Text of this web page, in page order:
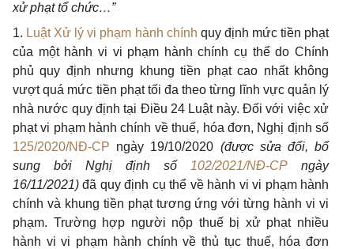
xử phạt tổ chức…”
1. Luật Xử lý vi phạm hành chính quy định mức tiền phạt
của một hành vi vi phạm hành chính cụ thể do Chính
phủ quy định nhưng khung tiền phạt cao nhất không
vượt quá mức tiền phạt tối đa theo từng lĩnh vực quản lý
nhà nước quy định tại Điều 24 Luật này. Đối với việc xử
phạt vi phạm hành chính về thuế, hóa đơn, Nghị định số
125/2020/NĐ-CP ngày 19/10/2020 (được sửa đổi, bổ
sung bởi Nghị định số 102/2021/NĐ-CP ngày
16/11/2021) đã quy định cụ thể về hành vi vi phạm hành
chính và khung tiền phạt tương ứng với từng hành vi vi
phạm. Trường hợp người nộp thuế bị xử phạt nhiều
hành vi vi phạm hành chính về thủ tục thuế, hóa đơn